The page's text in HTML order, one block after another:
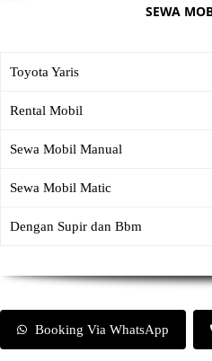
SEWA
Toyota Yaris
Rental Mobil
Sewa Mobil Manual
Sewa Mobil Matic
Dengan Supir dan Bbm
Booking Via WhatsApp